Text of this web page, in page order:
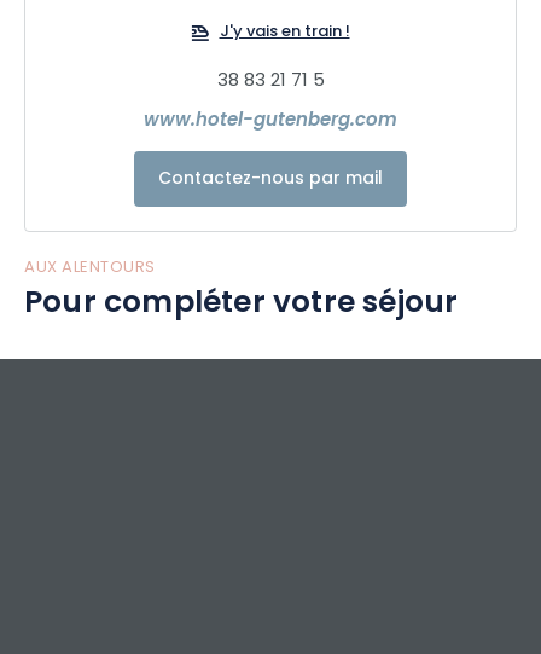
élégante.
Soyez le bien venue chez nous !
J'y vais en train !
38 83 21 71 5
www.hotel-gutenberg.com
Contactez-nous par mail
AUX ALENTOURS
Pour compléter votre séjour